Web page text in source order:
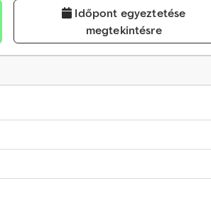
megtekintésre